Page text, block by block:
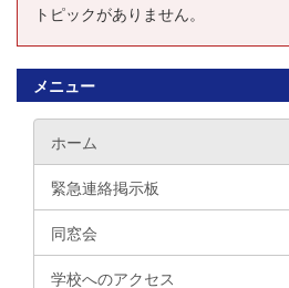
トピックがありません。
メニュー
ホーム
緊急連絡掲示板
同窓会
学校へのアクセス